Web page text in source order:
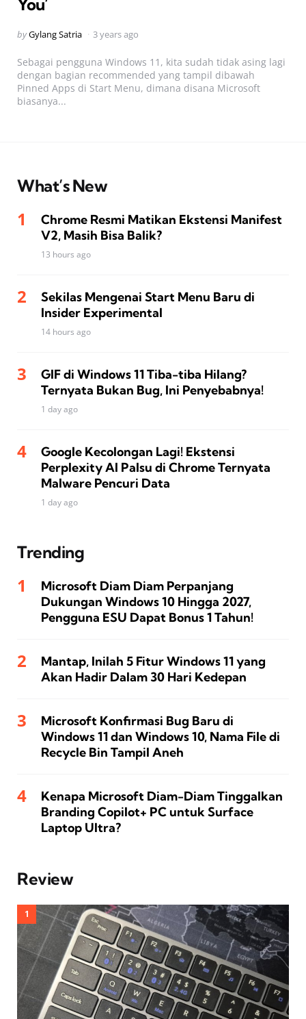
You’
Posted
byGylang Satria 3 years ago
Sebagai pengguna Windows 11, kita sudah tidak asing lagi
dengan bagian recommended yang tampil dibawah
Pinned Apps di Start Menu, dimana disana Microsoft
biasanya...
What’s New
Chrome Resmi Matikan Ekstensi Manifest
V2, Masih Bisa Balik?
13 hours ago
Sekilas Mengenai Start Menu Baru di
Insider Experimental
14 hours ago
GIF di Windows 11 Tiba-tiba Hilang?
Ternyata Bukan Bug, Ini Penyebabnya!
1 day ago
Google Kecolongan Lagi! Ekstensi
Perplexity AI Palsu di Chrome Ternyata
Malware Pencuri Data
1 day ago
Trending
Microsoft Diam Diam Perpanjang
Dukungan Windows 10 Hingga 2027,
Pengguna ESU Dapat Bonus 1 Tahun!
Mantap, Inilah 5 Fitur Windows 11 yang
Akan Hadir Dalam 30 Hari Kedepan
Microsoft Konfirmasi Bug Baru di
Windows 11 dan Windows 10, Nama File di
Recycle Bin Tampil Aneh
Kenapa Microsoft Diam-Diam Tinggalkan
Branding Copilot+ PC untuk Surface
Laptop Ultra?
Review